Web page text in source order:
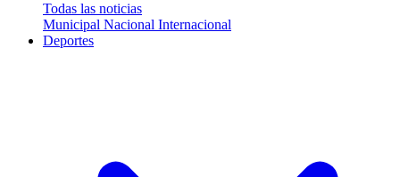
Todas las noticias
Municipal Nacional Internacional
Deportes